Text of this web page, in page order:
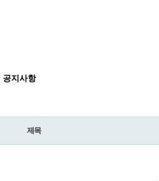
공지사항
제목